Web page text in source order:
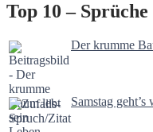
Top 10 –
Der krumme
Samstag geht’s